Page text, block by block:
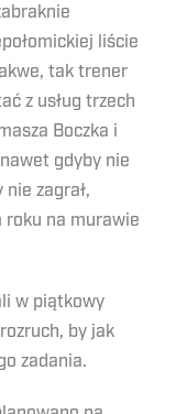
liście
tak trener
z usług trzech
Boczka i
gdyby nie
zagrał,
roku na murawie
w piątkowy
by jak
zadania.